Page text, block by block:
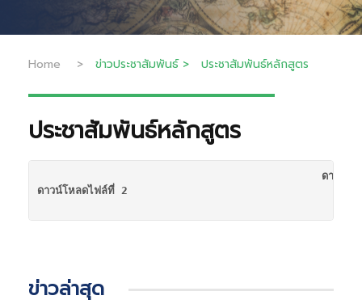
Home > ข่าวประชาสัมพันธ์> ประชาสัมพันธ์หลักสูตร
ประชาสัมพันธ์หลักสูตร
ดาวน์โ
ดาวน์โหลดไฟล์ที่ 2
ข่าวล่าสุด